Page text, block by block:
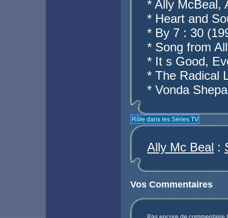
* Ally McBeal,
* Heart and
* By 7 : 30
* Song from
* It s Good,
* The Radical
* Vonda
Rôle dans les Séries TV
Ally Mc Beal :
Vos Commentaires